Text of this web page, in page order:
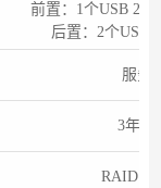
前置：1个USB 2.0
后置：2个USB
服务
3年
RAID 支